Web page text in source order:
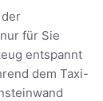
für Sie
entspannt
dem Taxi-